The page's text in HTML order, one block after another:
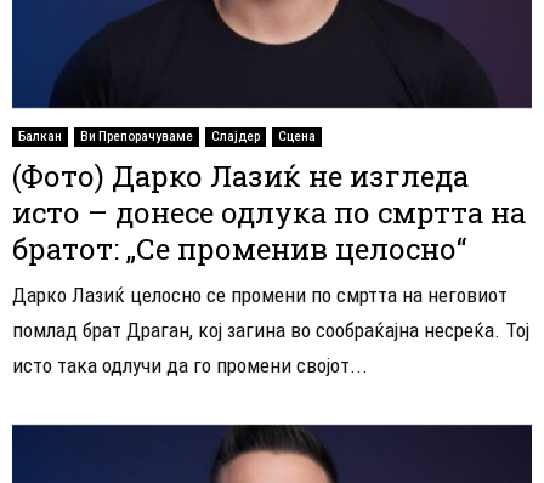
Балкан Ви Препорачуваме Слајдер Сцена
(Фото) Дарко Лазиќ не изгледа
исто – донесе одлука по смртта на
братот: „Се променив целосно“
Дарко Лазиќ целосно се промени по смртта на неговиот
помлад брат Драган, кој загина во сообраќајна несреќа. Тој
исто така одлучи да го промени својот...